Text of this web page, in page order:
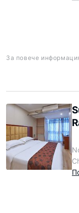
За повече